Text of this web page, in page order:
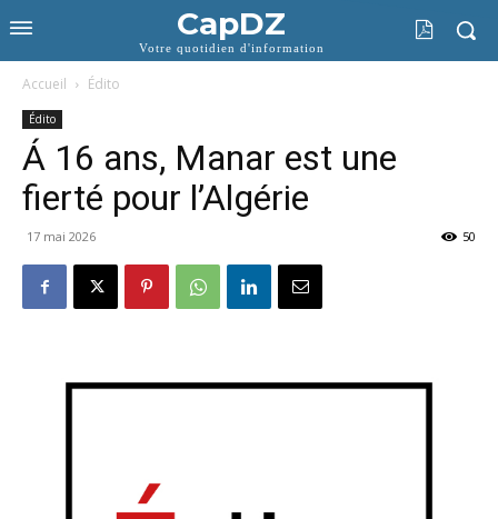
CapDZ
Votre quotidien d'information
Accueil Édito
Édito
Á 16 ans, Manar est une
fierté pour l’Algérie
17 mai 2026 50